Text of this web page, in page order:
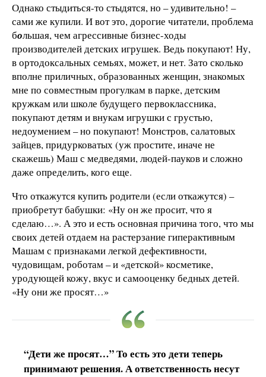
Однако стыдиться-то стыдятся, но – удивительно! –
сами же купили. И вот это, дорогие читатели, проблема
большая, чем агрессивные бизнес-ходы
производителей детских игрушек. Ведь покупают! Ну,
в ортодоксальных семьях, может, и нет. Зато сколько
вполне приличных, образованных женщин, знакомых
мне по совместным прогулкам в парке, детским
кружкам или школе будущего первоклассника,
покупают детям и внукам игрушки с грустью,
недоумением – но покупают! Монстров, салатовых
зайцев, придурковатых (уж простите, иначе не
скажешь) Маш с медведями, людей-пауков и сложно
даже определить, кого еще.
Что откажутся купить родители (если откажутся) –
приобретут бабушки: «Ну он же просит, что я
сделаю…». А это и есть основная причина того, что мы
своих детей отдаем на растерзание гиперактивным
Машам с признаками легкой дефективности,
чудовищам, роботам – и «детской» косметике,
уродующей кожу, вкус и самооценку бедных детей.
«Ну они же просят…»
“Дети же просят…” То есть это дети теперь
принимают решения. А ответственность несут